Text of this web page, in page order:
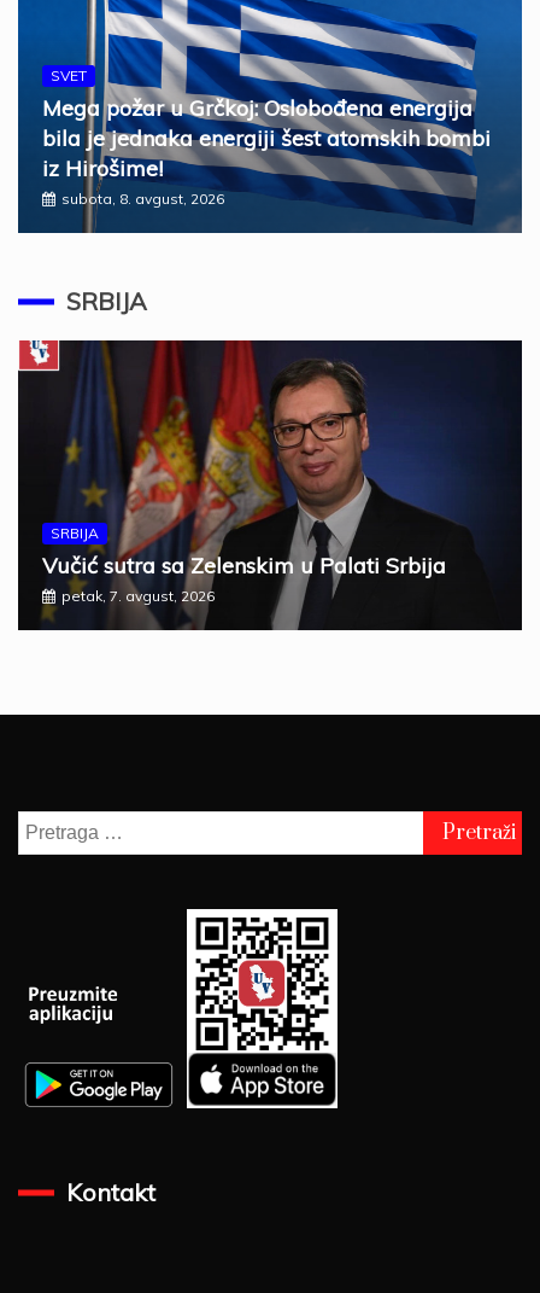
SVET
Mega požar u Grčkoj: Oslobođena energija
bila je jednaka energiji šest atomskih bombi
iz Hirošime!
subota, 8. avgust, 2026
SRBIJA
SRBIJA
Vučić sutra sa Zelenskim u Palati Srbija
petak, 7. avgust, 2026
Pretraga
za:
Kontakt